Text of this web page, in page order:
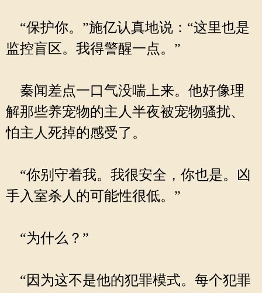
“保护你。”施亿认真地说：“这里也是
监控盲区。我得警醒一点。”
秦闻差点一口气没喘上来。他好像理
解那些养宠物的主人半夜被宠物骚扰、
怕主人死掉的感受了。
“你别守着我。我很安全，你也是。凶
手入室杀人的可能性很低。”
“为什么？”
“因为这不是他的犯罪模式。每个犯罪